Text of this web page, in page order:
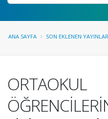
ANA SAYFA SON EKLENEN YAYINLAR
ORTAOKUL